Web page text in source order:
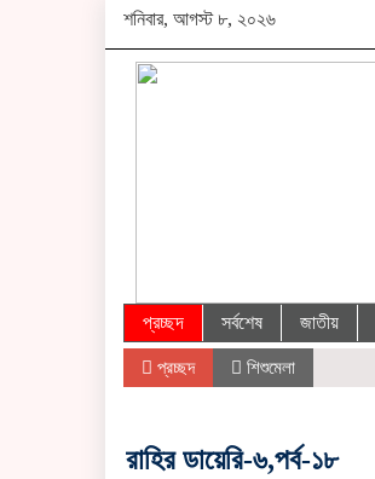
শনিবার, আগস্ট ৮, ২০২৬
প্রচ্ছদ সর্বশেষ জাতীয়
প্রচ্ছদ শিশুমেলা
রাহির ডায়েরি-৬,পর্ব-১৮